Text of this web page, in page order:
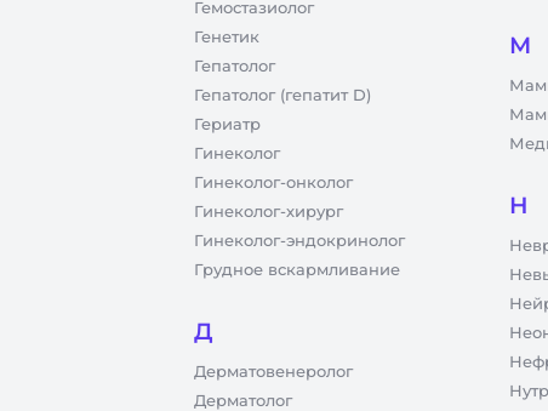
Гемостазиолог
Генетик
Гепатолог
Гепатолог (гепатит D)
Гериатр
Гинеколог
Гинеколог-онколог
Гинеколог-хирург
Гинеколог-эндокринолог
Грудное вскармливание
Д
Дерматовенеролог
Дерматолог
М
Н